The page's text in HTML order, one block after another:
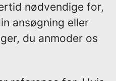
nødvendige for,
ansøgning eller
du anmoder os